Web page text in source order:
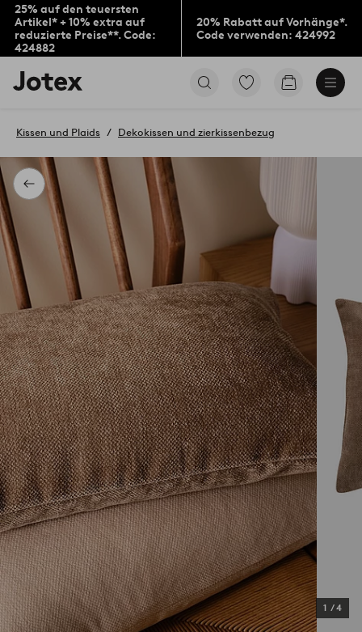
25% auf den teuersten
Artikel* + 10% extra auf
reduzierte Preise**. Code:
424882
20% Rabatt auf Vorhänge*.
Code verwenden: 424992
Jotex-
Logo
Startseite
Zu
Favoriten
Produkten
Zum
Zurück
Kissen und Plaids Dekokissen und zierkissenbezug
1 /4